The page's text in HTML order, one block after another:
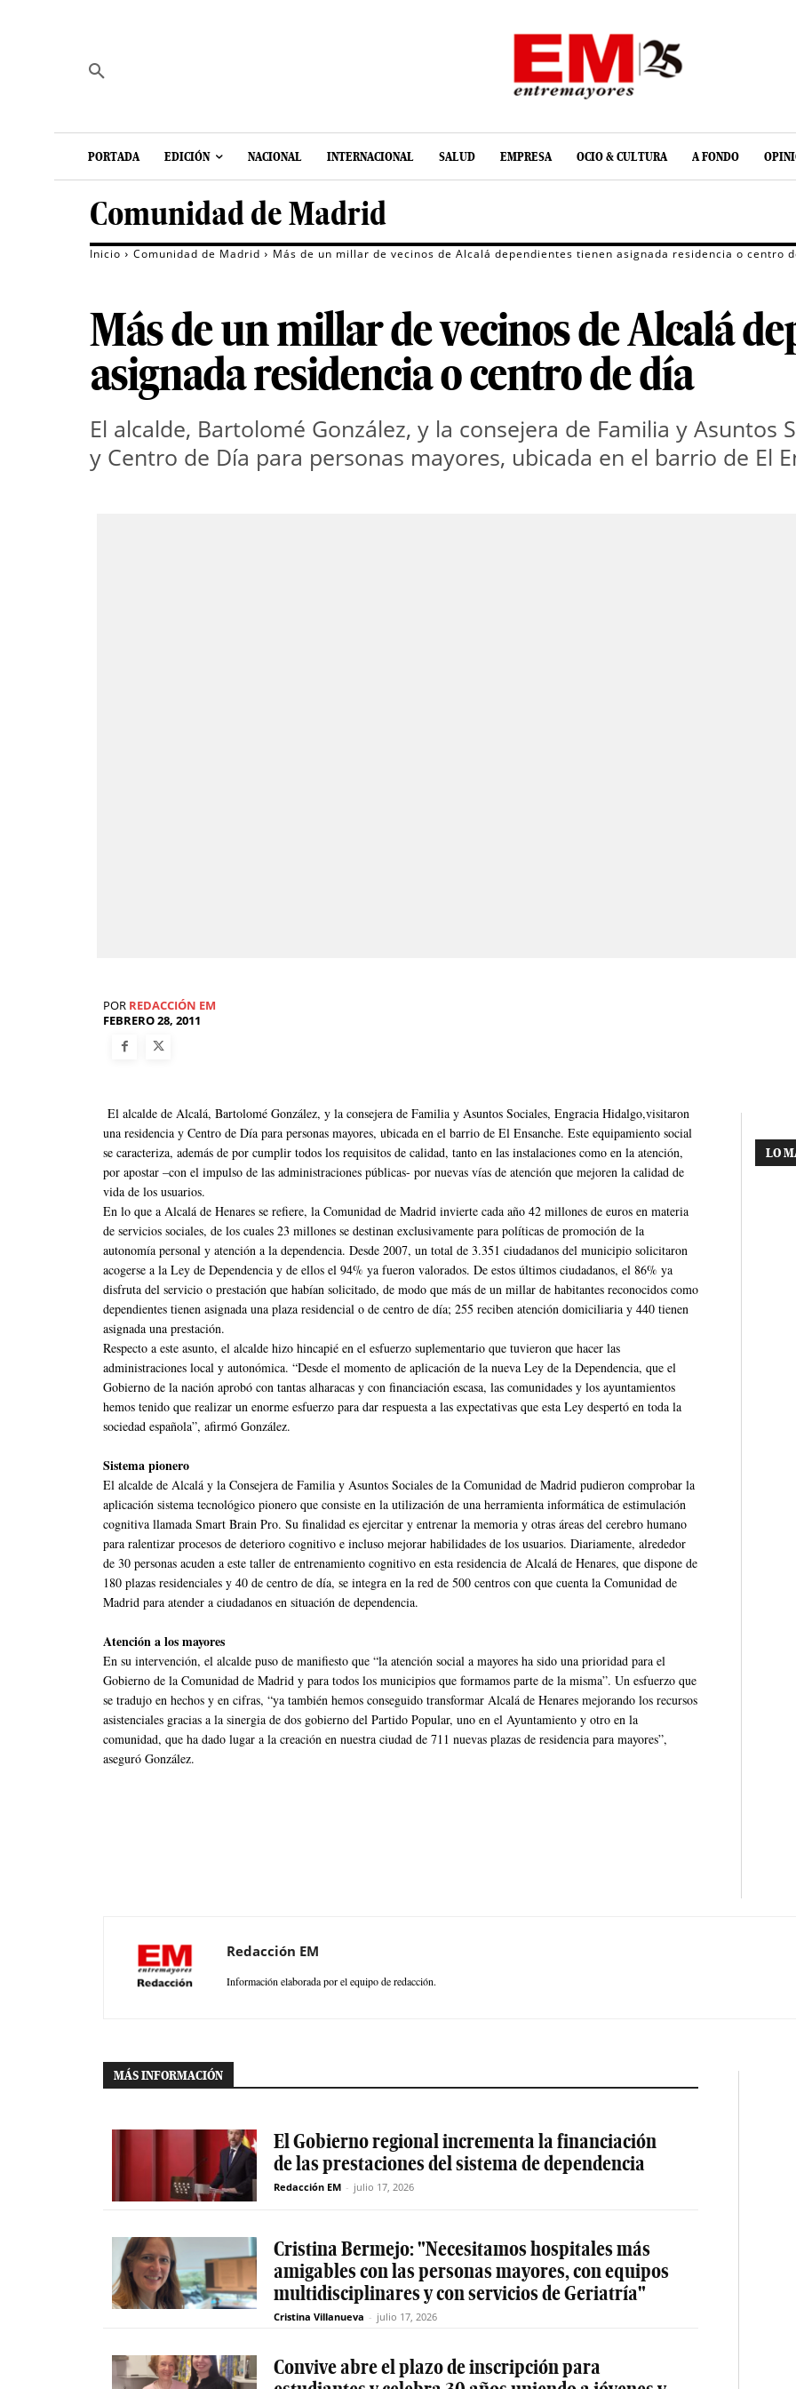
PORTADA EDICIÓN NACIONAL INTERNACIONAL SALUD EMPRESA OCIO & CULTURA A FONDO
Comunidad de Madrid
Inicio Comunidad de Madrid Más de un millar de vecinos de Alcalá dependientes tienen asignada residencia o centro
Más de un millar de vecinos de Alcalá
asignada residencia o centro de día
El alcalde, Bartolomé González, y la consejera de Familia y Asuntos
y Centro de Día para personas mayores, ubicada en el barrio de El
POR REDACCIÓN EM
FEBRERO 28, 2011
El alcalde de Alcalá, Bartolomé González, y la consejera de Familia y Asuntos Sociales, Engracia Hidalgo,visitaron
una residencia y Centro de Día para personas mayores, ubicada en el barrio de El Ensanche. Este equipamiento social
se caracteriza, además de por cumplir todos los requisitos de calidad, tanto en las instalaciones como en la atención,
por apostar –con el impulso de las administraciones públicas- por nuevas vías de atención que mejoren la calidad de
vida de los usuarios.
En lo que a Alcalá de Henares se refiere, la Comunidad de Madrid invierte cada año 42 millones de euros en materia
de servicios sociales, de los cuales 23 millones se destinan exclusivamente para políticas de promoción de la
autonomía personal y atención a la dependencia. Desde 2007, un total de 3.351 ciudadanos del municipio solicitaron
acogerse a la Ley de Dependencia y de ellos el 94% ya fueron valorados. De estos últimos ciudadanos, el 86% ya
disfruta del servicio o prestación que habían solicitado, de modo que más de un millar de habitantes reconocidos como
dependientes tienen asignada una plaza residencial o de centro de día; 255 reciben atención domiciliaria y 440 tienen
asignada una prestación.
Respecto a este asunto, el alcalde hizo hincapié en el esfuerzo suplementario que tuvieron que hacer las
administraciones local y autonómica. “Desde el momento de aplicación de la nueva Ley de la Dependencia, que el
Gobierno de la nación aprobó con tantas alharacas y con financiación escasa, las comunidades y los ayuntamientos
hemos tenido que realizar un enorme esfuerzo para dar respuesta a las expectativas que esta Ley despertó en toda la
sociedad española”, afirmó González.
Sistema pionero
El alcalde de Alcalá y la Consejera de Familia y Asuntos Sociales de la Comunidad de Madrid pudieron comprobar la
aplicación sistema tecnológico pionero que consiste en la utilización de una herramienta informática de estimulación
cognitiva llamada Smart Brain Pro. Su finalidad es ejercitar y entrenar la memoria y otras áreas del cerebro humano
para ralentizar procesos de deterioro cognitivo e incluso mejorar habilidades de los usuarios. Diariamente, alrededor
de 30 personas acuden a este taller de entrenamiento cognitivo en esta residencia de Alcalá de Henares, que dispone de
180 plazas residenciales y 40 de centro de día, se integra en la red de 500 centros con que cuenta la Comunidad de
Madrid para atender a ciudadanos en situación de dependencia.
Atención a los mayores
En su intervención, el alcalde puso de manifiesto que “la atención social a mayores ha sido una prioridad para el
Gobierno de la Comunidad de Madrid y para todos los municipios que formamos parte de la misma”. Un esfuerzo que
se tradujo en hechos y en cifras, “ya también hemos conseguido transformar Alcalá de Henares mejorando los recursos
asistenciales gracias a la sinergia de dos gobierno del Partido Popular, uno en el Ayuntamiento y otro en la
comunidad, que ha dado lugar a la creación en nuestra ciudad de 711 nuevas plazas de residencia para mayores”,
aseguró González.
LO
Redacción EM
Información elaborada por el equipo de redacción.
MÁS INFORMACIÓN
El Gobierno regional incrementa la financiación
de las prestaciones del sistema de dependencia
Redacción EM - julio 17, 2026
Cristina Bermejo: "Necesitamos hospitales más
amigables con las personas mayores, con equipos
multidisciplinares y con servicios de Geriatría"
Cristina Villanueva - julio 17, 2026
Convive abre el plazo de inscripción para